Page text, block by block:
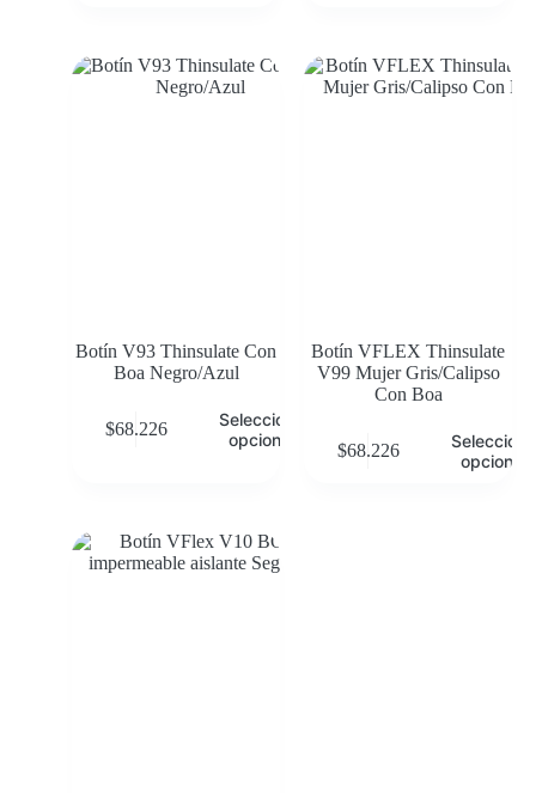
Botín V93 Thinsulate Con
Boa Negro/Azul
$68.226
Seleccionar
opciones
Botín VFLEX Thinsulate
V99 Mujer Gris/Calipso
Con Boa
$68.226
opciones